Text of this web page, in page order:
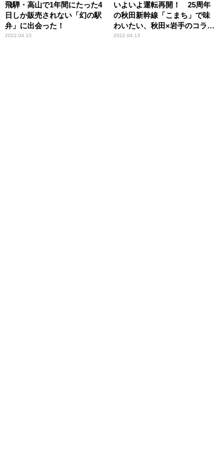
飛騨・高山で1年間にたった4
日しか販売されない「幻の駅
弁」に出会った！
2022.04.15
いよいよ運転再開！ 25周年
の秋田新幹線「こまち」で味
わいたい、秋田×岩手のコラボ
駅弁とは？
2022.04.13